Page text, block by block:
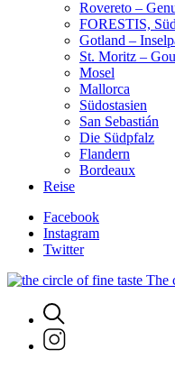
Rovereto –
FORESTIS,
Gotland –
St. Moritz –
Mosel
Mallorca
Südostasien
San Sebastián
Die Südpfalz
Flandern
Bordeaux
Reise
Facebook
Instagram
Twitter
The